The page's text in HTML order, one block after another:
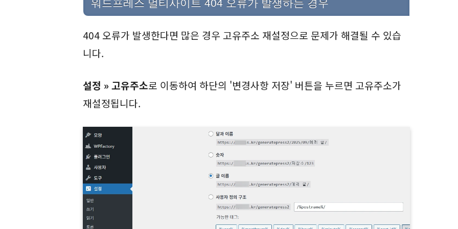
워드프레스 멀티사이트 404 오류가 발생하는 경우
404 오류가 발생한다면 많은 경우 고유주소 재설정으로 문제가 해결될 수 있습
니다.
설정 » 고유주소로 이동하여 하단의 '변경사항 저장' 버튼을 누르면 고유주소가
재설정됩니다.